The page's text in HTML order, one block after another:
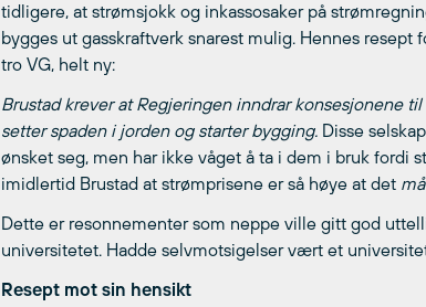
tidligere, at strømsjokk og inkassosaker på
bygges ut gasskraftverk snarest mulig. Hennes
tro VG, helt ny:
Brustad krever at Regjeringen inndrar konsesjonene
setter spaden i jorden og starter bygging.  Disse
ønsket seg, men har ikke våget å ta i dem i bruk fordi
imidlertid Brustad at strømprisene er så høye at det 
Dette er resonnementer som neppe ville gitt god
universitetet. Hadde selvmotsigelser vært et
Resept mot sin hensikt